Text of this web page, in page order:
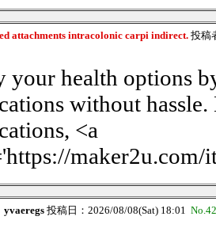
attachments intracolonic carpi indirect. 投稿
your health options
without
<a
yvaeregs投稿日：2026/08/08(Sat) 18:01